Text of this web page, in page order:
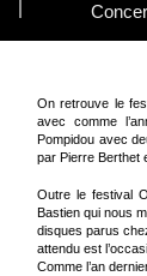
On retrouve le
avec comme
Pompidou avec
par Pierre Berthet
Outre le festival
Bastien qui nous
disques parus
attendu est
Comme l’an